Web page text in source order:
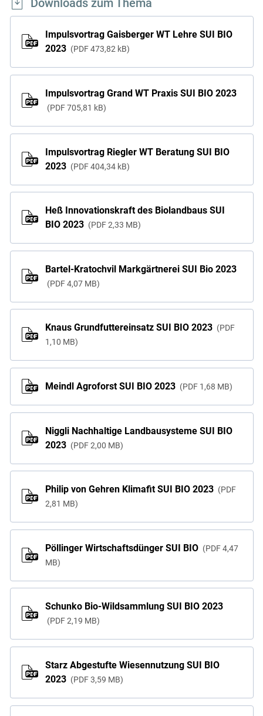
Downloads zum Thema
Impulsvortrag Gaisberger WT Lehre SUI BIO
2023
PDF 473,82 kB
Impulsvortrag Grand WT Praxis SUI BIO 2023
PDF 705,81 kB
Impulsvortrag Riegler WT Beratung SUI BIO
2023
PDF 404,34 kB
Heß Innovationskraft des Biolandbaus SUI
BIO 2023
PDF 2,33 MB
Bartel-Kratochvil Markgärtnerei SUI Bio 2023
PDF 4,07 MB
Knaus Grundfuttereinsatz SUI BIO 2023
PDF
1,10 MB
Meindl Agroforst SUI BIO 2023 PDF 1,68 MB
Niggli Nachhaltige Landbausysteme SUI BIO
2023
PDF 2,00 MB
Philip von Gehren Klimafit SUI BIO 2023
PDF
2,81 MB
Pöllinger Wirtschaftsdünger SUI BIO PDF 4,47
MB
Schunko Bio-Wildsammlung SUI BIO 2023
PDF 2,19 MB
Starz Abgestufte Wiesennutzung SUI BIO
2023
PDF 3,59 MB